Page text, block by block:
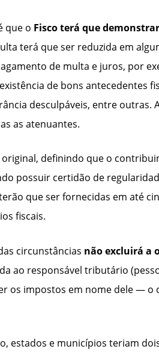
que o Fisco terá que
terá que ser reduzida em
de multa e juros, por
de bons antecedentes
desculpáveis, entre outras.
as atenuantes.
definindo que o
possuir certidão de
que ser fornecidas em até
fiscais.
circunstâncias não excluirá a
ao responsável tributário
os impostos em nome dele —
estados e municípios teriam